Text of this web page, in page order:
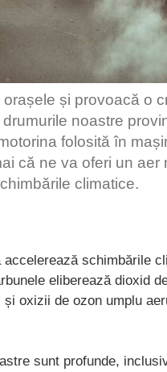
și provoacă o
noastre
folosită în
că ne va oferi un aer
climatice.
schimbările
eliberează dioxid
oxizii de ozon umplu
sunt profunde,